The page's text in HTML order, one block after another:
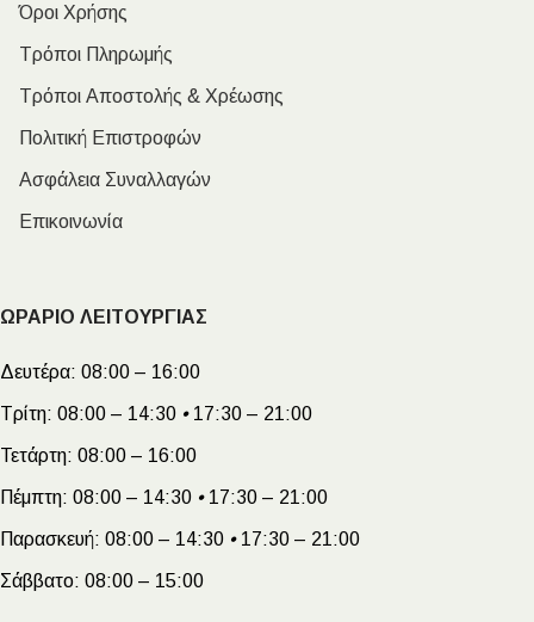
Όροι Χρήσης
Τρόποι Πληρωμής
Τρόποι Αποστολής & Χρέωσης
Πολιτική Επιστροφών
Ασφάλεια Συναλλαγών
Επικοινωνία
ΩΡΑΡΙΟ ΛΕΙΤΟΥΡΓΙΑΣ
Δευτέρα: 08:00 – 16:00
Τρίτη: 08:00 – 14:30 •17:30 – 21:00
Τετάρτη: 08:00 – 16:00
Πέμπτη: 08:00 – 14:30 •17:30 – 21:00
Παρασκευή: 08:00 – 14:30 •17:30 – 21:00
Σάββατο: 08:00 – 15:00